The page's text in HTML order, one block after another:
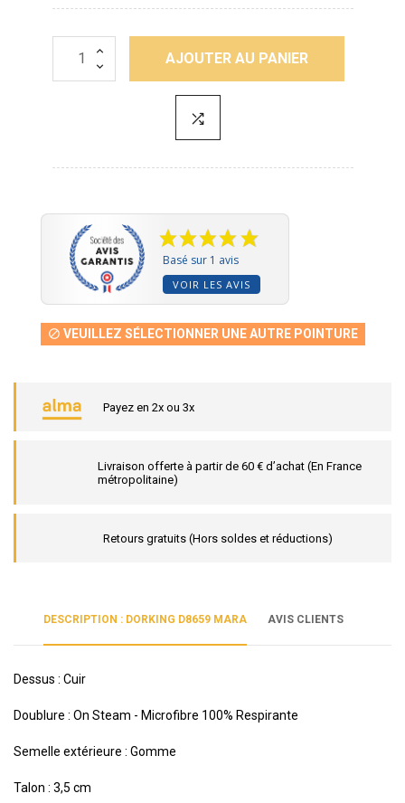
AJOUTER AU PANIER
Basé sur 1 avis
VOIR LES AVIS
 VEUILLEZ SÉLECTIONNER UNE AUTRE POINTURE
Payez en 2x ou 3x
Livraison offerte à partir de 60 € d’achat (En France
métropolitaine)
Retours gratuits (Hors soldes et réductions)
DESCRIPTION : DORKING D8659 MARA AVIS CLIENTS
Dessus : Cuir
Doublure : On Steam - Microfibre 100% Respirante
Semelle extérieure : Gomme
Talon : 3,5 cm